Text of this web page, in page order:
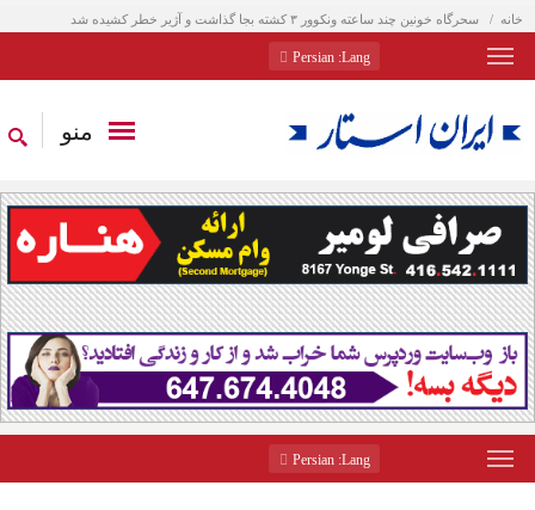
خانه سحرگاه خونین چند ساعته ونکوور ۳ کشته بجا گذاشت و آژیر خطر کشیده شد
Lang
: Persian
منو
Lang
: Persian